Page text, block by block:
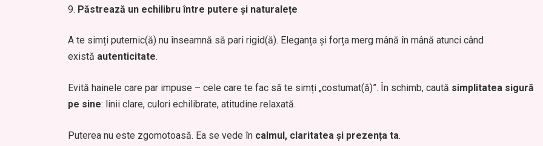
Păstrează un echilibru între putere și naturalețe
A te simți puternic(ă) nu înseamnă să pari rigid(ă). Eleganța și forța merg mână în mână atunci când
există autenticitate.
Evită hainele care par impuse – cele care te fac să te simți „costumat(ă)”. În schimb, caută simplitatea sigură
pe sine: linii clare, culori echilibrate, atitudine relaxată.
Puterea nu este zgomotoasă. Ea se vede în calmul, claritatea și prezența ta.